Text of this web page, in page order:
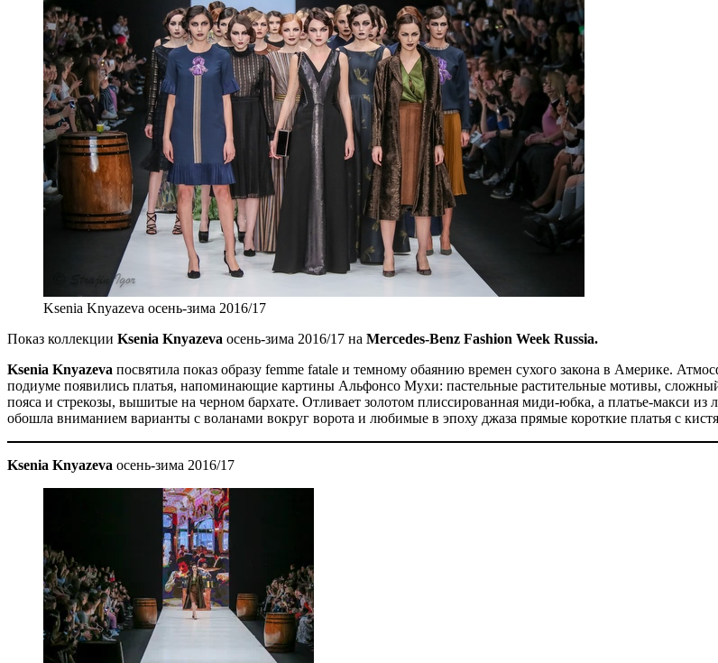
Ksenia Knyazeva осень-зима 2016/17
Показ коллекции Ksenia Knyazeva осень-зима 2016/17 на Mercedes-Benz Fashion Week Russia.
Ksenia Knyazeva посвятила показ образу femme fatale и темному обаянию времен сухого закона в Америке.
подиуме появились платья, напоминающие картины Альфонсо Мухи: пастельные растительные мотивы,
пояса и стрекозы, вышитые на черном бархате. Отливает золотом плиссированная миди-юбка, а платье-макси из
обошла вниманием варианты с воланами вокруг ворота и любимые в эпоху джаза прямые короткие платья с
Ksenia Knyazeva осень-зима 2016/17